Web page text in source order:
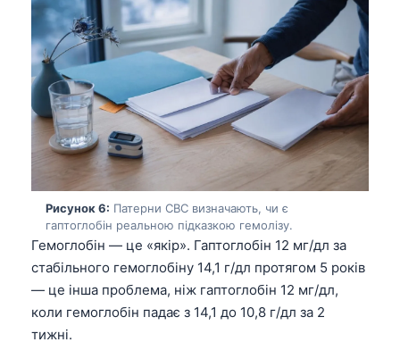
Рисунок 6: Патерни CBC визначають, чи є
гаптоглобін реальною підказкою гемолізу.
Гемоглобін — це «якір». Гаптоглобін 12 мг/дл за
стабільного гемоглобіну 14,1 г/дл протягом 5 років
— це інша проблема, ніж гаптоглобін 12 мг/дл,
коли гемоглобін падає з 14,1 до 10,8 г/дл за 2
тижні.
Монгол
ພາສາລາວ
Basa Jawa
Cebuano
ئۇيغۇرچە
Кыргызча
Татар теле
Беларуская мова
Esperanto
Frysk
Ślōnskŏ gŏdka